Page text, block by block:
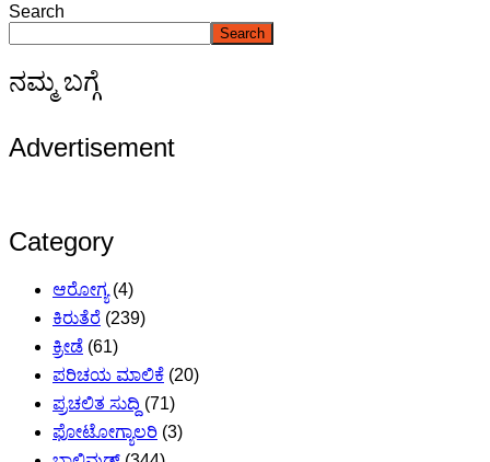
Search
Search
ನಮ್ಮ ಬಗ್ಗೆ
Advertisement
Category
ಆರೋಗ್ಯ(4)
ಕಿರುತೆರೆ (239)
ಕ್ರೀಡೆ (61)
ಪರಿಚಯ ಮಾಲಿಕೆ (20)
ಪ್ರಚಲಿತ ಸುದ್ದಿ (71)
ಫೋಟೋಗ್ಯಾಲರಿ (3)